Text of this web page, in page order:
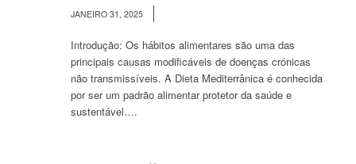
JANEIRO 31, 2025
Introdução: Os hábitos alimentares são uma das
principais causas modificáveis de doenças crónicas
não transmissíveis. A Dieta Mediterrânica é conhecida
por ser um padrão alimentar protetor da saúde e
sustentável….